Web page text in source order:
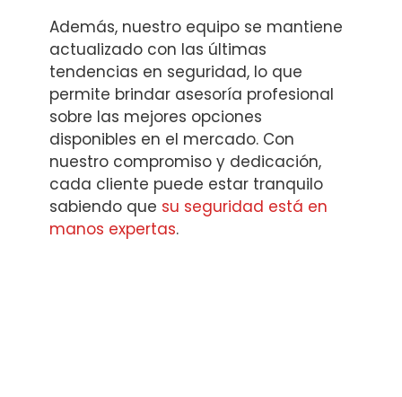
Además, nuestro equipo se mantiene
actualizado con las últimas
tendencias en seguridad, lo que
permite brindar asesoría profesional
sobre las mejores opciones
disponibles en el mercado. Con
nuestro compromiso y dedicación,
cada cliente puede estar tranquilo
sabiendo que su seguridad está en
manos expertas.